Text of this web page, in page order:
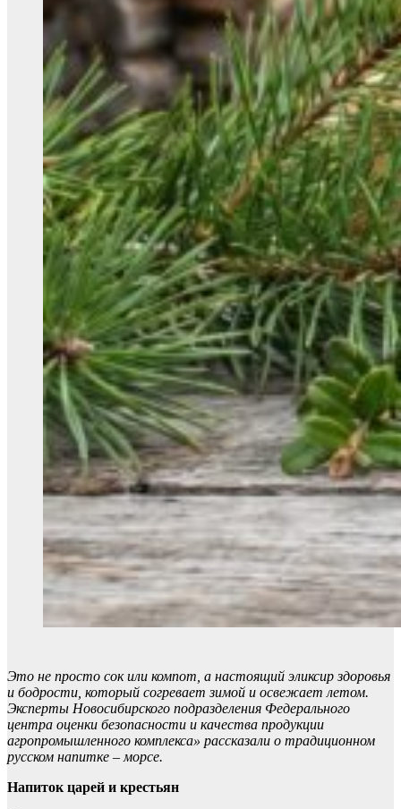
Это не просто сок или компот, а настоящий эликсир здоровья
и бодрости, который согревает зимой и освежает летом.
Эксперты Новосибирского подразделения Федерального
центра оценки безопасности и качества продукции
агропромышленного комплекса» рассказали о традиционном
русском напитке – морсе.
Напиток царей и крестьян